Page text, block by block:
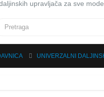
upravljača za sve
UNIVERZALNI